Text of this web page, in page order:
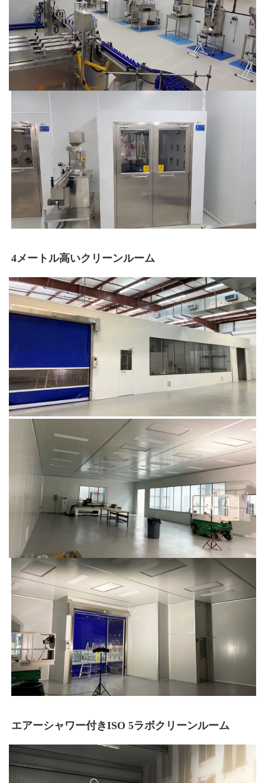
4メートル高いクリーンルーム
エアーシャワー付きISO 5ラボクリーンルーム